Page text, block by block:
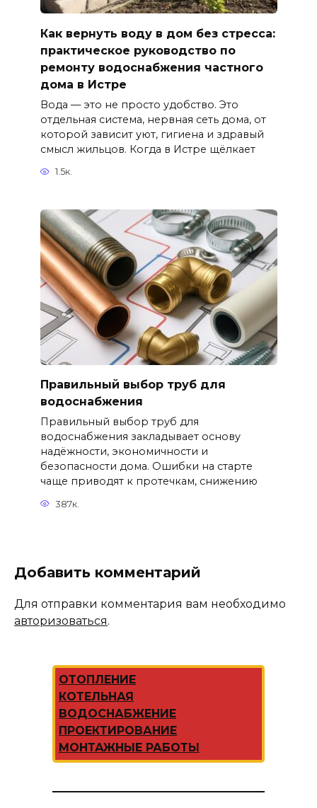
Как вернуть воду в дом без стресса:
практическое руководство по
ремонту водоснабжения частного
дома в Истре
Вода — это не просто удобство. Это
отдельная система, нервная сеть дома, от
которой зависит уют, гигиена и здравый
смысл жильцов. Когда в Истре щёлкает
1.5к.
Правильный выбор труб для
водоснабжения
Правильный выбор труб для
водоснабжения закладывает основу
надёжности, экономичности и
безопасности дома. Ошибки на старте
чаще приводят к протечкам, снижению
387к.
Добавить комментарий
Для отправки комментария вам необходимо
авторизоваться.
ОТОПЛЕНИЕ
КОТЕЛЬНАЯ
ВОДОСНАБЖЕНИЕ
ПРОЕКТИРОВАНИЕ
МОНТАЖНЫЕ РАБОТЫ